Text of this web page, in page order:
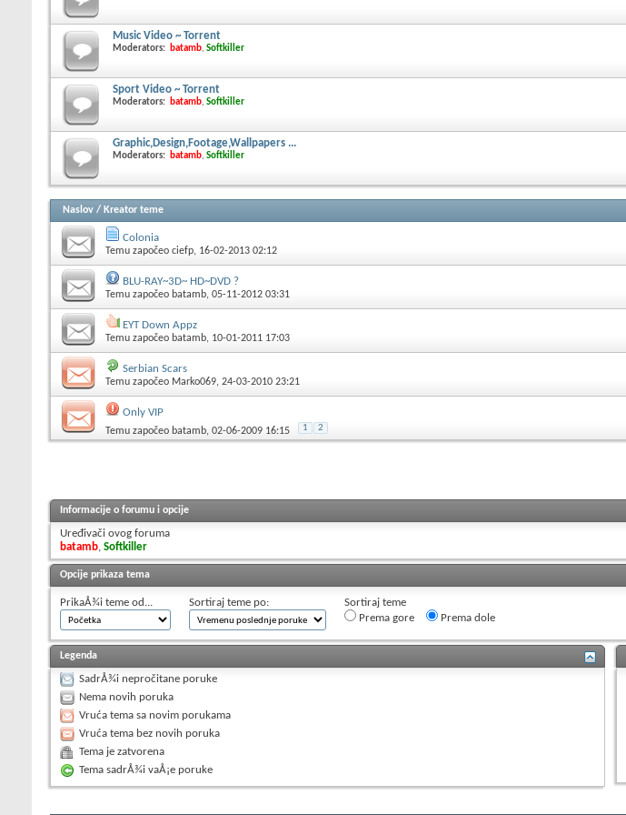
Music Video ~ Torrent
Moderators: batamb, Softkiller
Sport Video ~ Torrent
Moderators: batamb, Softkiller
Graphic,Design,Footage,Wallpapers ...
Moderators: batamb, Softkiller
Naslov / Kreator teme
Colonia
Temu započeo ciefp, 16-02-2013 02:12
BLU-RAY~3D~ HD~DVD ?
Temu započeo batamb, 05-11-2012 03:31
EYT Down Appz
Temu započeo batamb, 10-01-2011 17:03
Serbian Scars
Temu započeo Marko069, 24-03-2010 23:21
Only VIP
Temu započeo batamb, 02-06-2009 16:15 1 2
Informacije o forumu i opcije
Uređivači ovog foruma
batamb, Softkiller
Opcije prikaza tema
PrikaÅ¾i teme od... Sortiraj teme po:
Sortiraj teme
Prema gore
Prema dole
Legenda
SadrÅ¾i nepročitane poruke
Nema novih poruka
Vruća tema sa novim porukama
Vruća tema bez novih poruka
Tema je zatvorena
Tema sadrÅ¾i vaÅ¡e poruke